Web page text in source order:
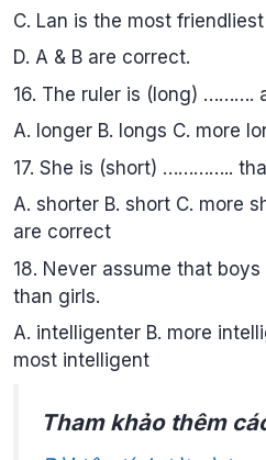
C. Lan is the most
D. A & B are correct.
16. The ruler is (long) ……….
A. longer B. longs C. more
17. She is (short) …………..
A. shorter B. short C. more
are correct
18. Never assume that
than girls.
A. intelligenter B. more
most intelligent
Tham khảo thêm